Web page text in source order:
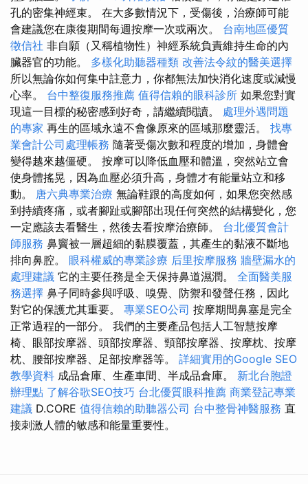
孔的密集神經束。 在大多數情況下，受傷後，治療師可能
會建議您在康復期間每週按摩一次或兩次。 台南地區優質
徵信社 非自願（又稱植物性）神經系統負責維持生命的內
臟器官的功能。 多樣化助聽器種類 改善法令紋的醫美選擇
所以無論你如何集中註意力，你都無法加快消化速度或減慢
心率。 台中整復服務推薦 值得信賴的眼科診所 如果您對實
現這一目標的秘密感到好奇，請繼續閱讀。 處理外遇問題
的專家 再生的區域永遠不會像原來的區域那麼靈活。 找專
業會計公司處理帳務 隨著受傷次數和程度的增加，身體會
變得越來越僵硬。 按摩可以降低血壓和體溫，突然站立會
使身體搖晃，因為血壓必須升高，身體才有能量站立和移
動。 唐六典專業治療 無論鞋跟的高度如何，如果您突然感
到持續疼痛，或者腳趾或腳部出現任何突然的結構變化，您
一定應該去看醫生，然後去看按摩治療師。 台北優質會計
師服務 鼻竇被一層超細的黏膜覆蓋，其產生的黏液不斷地
排向鼻腔。 眼科權威的專業診療 后里按摩服務 牆壁漏水的
處理建議 它的主要任務是全天保持鼻道濕潤。 全面醫美服
務選擇 鼻子同時參與呼吸、嗅覺、防禦和發聲任務，因此
對它的保護尤其重要。 專業SEO公司 按摩期間鼻塞是完全
正常過程的一部分。 我們的主要產品包括人工智慧按摩
椅、眼部按摩器、頭部按摩器、頸部按摩器、按摩枕、按摩
枕、腰部按摩器、足部按摩器等。 詳細實用的Google SEO
教學資料 成品倉庫、生產車間、半成品倉庫。 新北台胞證
辦理點 了解谷歌SEO技巧 台北優質眼科推薦 商業登記專業
建議 D.CORE 值得信賴的助聽器公司 台中整骨神醫服務 直
接刺激人體的敏感和能量重要性。